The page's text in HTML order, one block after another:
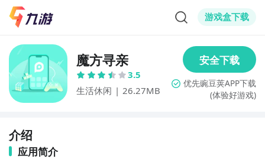
游戏盒下载
魔方寻亲
3.5
生活休闲 | 26.27MB (体验好游戏)
介绍
应用简介